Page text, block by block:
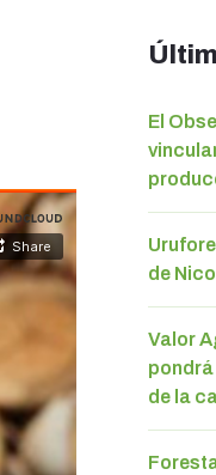
El
de
Valor
pondrá
de la